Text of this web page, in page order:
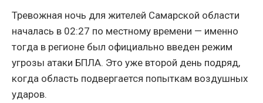
Тревожная ночь для жителей Самарской области
началась в 02:27 по местному времени — именно
тогда в регионе был официально введен режим
угрозы атаки БПЛА. Это уже второй день подряд,
когда область подвергается попыткам воздушных
ударов.